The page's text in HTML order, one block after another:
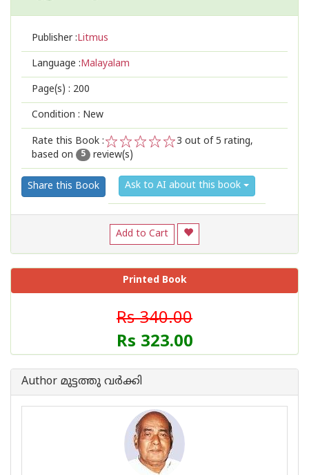
Publisher :Litmus
Language :Malayalam
Page(s) : 200
Condition : New
Rate this Book :
2
1
3 out of 5 rating,
based on
5 review(s)
Share this Book Ask to AI about this book
Add to Cart
Printed Book
Rs 340.00
Rs 323.00
Author മുട്ടത്തു വര്‍ക്കി